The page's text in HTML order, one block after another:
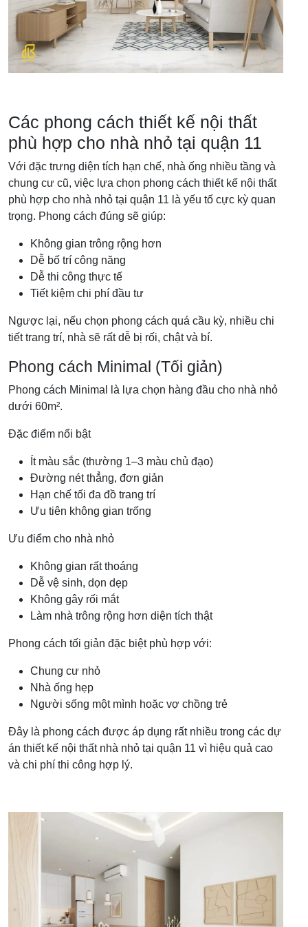
Các phong cách thiết kế nội thất
phù hợp cho nhà nhỏ tại quận 11
Với đặc trưng diện tích hạn chế, nhà ống nhiều tầng và
chung cư cũ, việc lựa chọn phong cách thiết kế nội thất
phù hợp cho nhà nhỏ tại quận 11 là yếu tố cực kỳ quan
trọng. Phong cách đúng sẽ giúp:
Không gian trông rộng hơn
Dễ bố trí công năng
Dễ thi công thực tế
Tiết kiệm chi phí đầu tư
Ngược lại, nếu chọn phong cách quá cầu kỳ, nhiều chi
tiết trang trí, nhà sẽ rất dễ bị rối, chật và bí.
Phong cách Minimal (Tối giản)
Phong cách Minimal là lựa chọn hàng đầu cho nhà nhỏ
dưới 60m².
Đặc điểm nổi bật
Ít màu sắc (thường 1–3 màu chủ đạo)
Đường nét thẳng, đơn giản
Hạn chế tối đa đồ trang trí
Ưu tiên không gian trống
Ưu điểm cho nhà nhỏ
Không gian rất thoáng
Dễ vệ sinh, dọn dẹp
Không gây rối mắt
Làm nhà trông rộng hơn diện tích thật
Phong cách tối giản đặc biệt phù hợp với:
Chung cư nhỏ
Nhà ống hẹp
Người sống một mình hoặc vợ chồng trẻ
Đây là phong cách được áp dụng rất nhiều trong các dự
án thiết kế nội thất nhà nhỏ tại quận 11 vì hiệu quả cao
và chi phí thi công hợp lý.